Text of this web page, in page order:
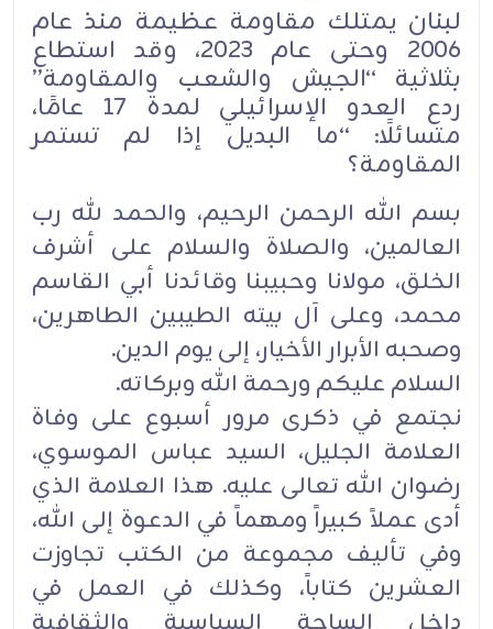
لبنان يمتلك مقاومة عظيمة منذ عام
2006 وحتى عام 2023، وقد استطاع
بثلاثية “الجيش والشعب والمقاومة”
ردع العدو الإسرائيلي لمدة 17 عامًا،
متسائلًا: “ما البديل إذا لم تستمر
المقاومة؟
بسم الله الرحمن الرحيم، والحمد لله رب
العالمين، والصلاة والسلام على أشرف
الخلق، مولانا وحبيبنا وقائدنا أبي ‏القاسم
محمد، وعلى آل بيته الطيبين الطاهرين،
وصحبه الأبرار الأخيار، إلى يوم الدين. ‏
السلام عليكم ورحمة الله وبركاته‎.‎
نجتمع في ذكرى مرور أسبوع على وفاة
العلامة الجليل، السيد عباس الموسوي،
رضوان الله تعالى عليه. هذا العلامة ‏الذي
أدى عملاً كبيراً ومهماً في الدعوة إلى الله،
وفي تأليف مجموعة من الكتب تجاوزت
العشرين كتاباً، وكذلك في ‏العمل في